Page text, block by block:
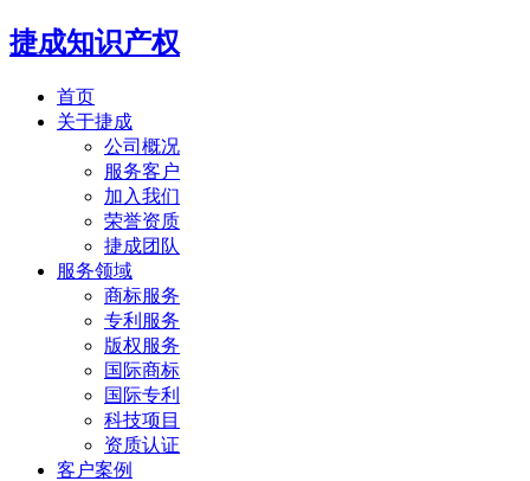
捷成知识产权
首页
关于捷成
公司概况
服务客户
加入我们
荣誉资质
捷成团队
服务领域
商标服务
专利服务
版权服务
国际商标
国际专利
科技项目
资质认证
客户案例